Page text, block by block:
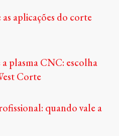
as aplicações do corte
plasma CNC: escolha
Corte
quando vale a